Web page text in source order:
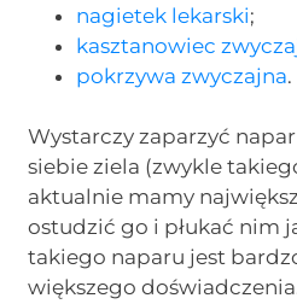
nagietek lekarski;
kasztanowiec
pokrzywa zwyczajna.
Wystarczy zaparzyć
siebie ziela (zwykle
aktualnie mamy
ostudzić go i płukać nim
takiego naparu jest
większego